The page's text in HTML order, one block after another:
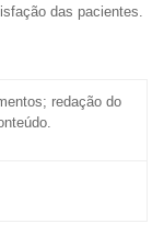
das pacientes.
redação do